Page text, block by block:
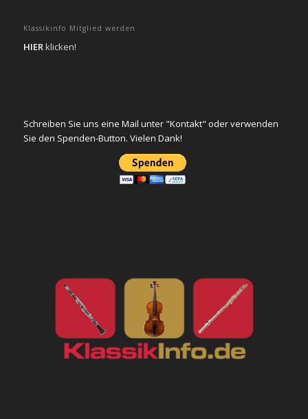
Klassikinfo Mitglied werden
HIERklicken!
Schreiben Sie uns eine Mail unter "Kontakt" oder verwenden
Sie den Spenden-Button. Vielen Dank!